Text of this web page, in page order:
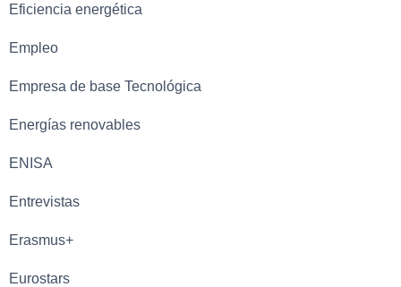
Eficiencia energética
Empleo
Empresa de base Tecnológica
Energías renovables
ENISA
Entrevistas
Erasmus+
Eurostars